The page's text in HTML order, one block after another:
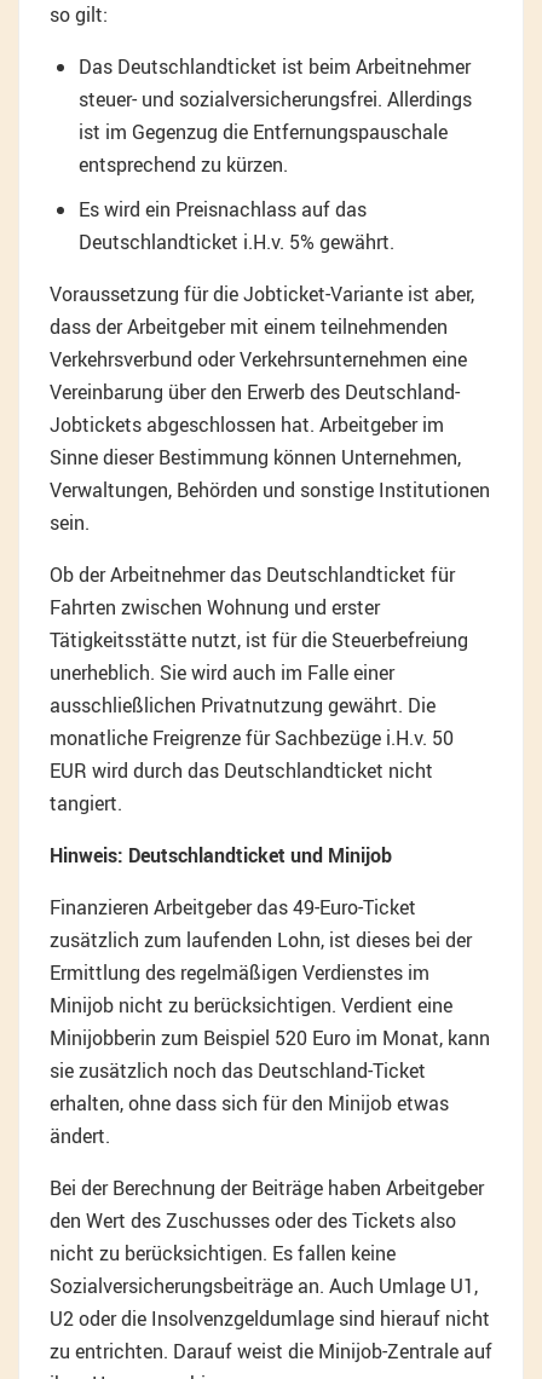
so gilt:
Das Deutschlandticket ist beim Arbeitnehmer
steuer- und sozialversicherungsfrei. Allerdings
ist im Gegenzug die Entfernungspauschale
entsprechend zu kürzen.
Es wird ein Preisnachlass auf das
Deutschlandticket i.H.v. 5% gewährt.
Voraussetzung für die Jobticket-Variante ist aber,
dass der Arbeitgeber mit einem teilnehmenden
Verkehrsverbund oder Verkehrsunternehmen eine
Vereinbarung über den Erwerb des Deutschland-
Jobtickets abgeschlossen hat. Arbeitgeber im
Sinne dieser Bestimmung können Unternehmen,
Verwaltungen, Behörden und sonstige Institutionen
sein.
Ob der Arbeitnehmer das Deutschlandticket für
Fahrten zwischen Wohnung und erster
Tätigkeitsstätte nutzt, ist für die Steuerbefreiung
unerheblich. Sie wird auch im Falle einer
ausschließlichen Privatnutzung gewährt. Die
monatliche Freigrenze für Sachbezüge i.H.v. 50
EUR wird durch das Deutschlandticket nicht
tangiert.
Hinweis: Deutschlandticket und Minijob
Finanzieren Arbeitgeber das 49-Euro-Ticket
zusätzlich zum laufenden Lohn, ist dieses bei der
Ermittlung des regelmäßigen Verdienstes im
Minijob nicht zu berücksichtigen. Verdient eine
Minijobberin zum Beispiel 520 Euro im Monat, kann
sie zusätzlich noch das Deutschland-Ticket
erhalten, ohne dass sich für den Minijob etwas
ändert.
Bei der Berechnung der Beiträge haben Arbeitgeber
den Wert des Zuschusses oder des Tickets also
nicht zu berücksichtigen. Es fallen keine
Sozialversicherungsbeiträge an. Auch Umlage U1,
U2 oder die Insolvenzgeldumlage sind hierauf nicht
zu entrichten. Darauf weist die Minijob-Zentrale auf